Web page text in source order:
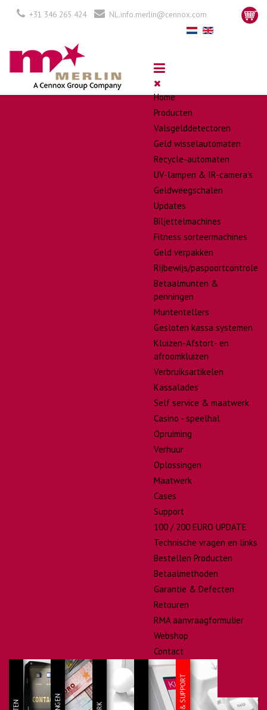
+31 346 265 424 NL.info.merlin@cennox.com
Home
Producten
Valsgelddetectoren
Geld wisselautomaten
Recycle-automaten
UV-lampen & IR-camera's
Geldweegschalen
Updates
Biljettelmachines
Fitness sorteermachines
Geld verpakken
Rijbewijs/paspoortcontrole
Betaalmunten &
penningen
Muntentellers
Gesloten kassa systemen
Kluizen-Afstort- en
afroomkluizen
Verbruiksartikelen
Kassalades
Self service & maatwerk
Casino - speelhal
Opruiming
Verhuur
Oplossingen
Maatwerk
Cases
Support
100 / 200 EURO UPDATE
Technische vragen en links
Bestellen Producten
Betaalmethoden
Garantie & Defecten
Retouren
RMA aanvraagformulier
Webshop
Contact